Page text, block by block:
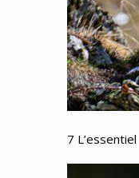
7 L’essentiel